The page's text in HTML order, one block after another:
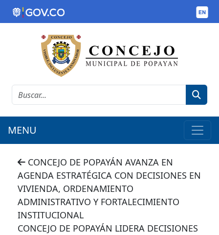
MENU
CONCEJO DE POPAYÁN AVANZA EN
AGENDA ESTRATÉGICA CON DECISIONES EN
VIVIENDA, ORDENAMIENTO
ADMINISTRATIVO Y FORTALECIMIENTO
INSTITUCIONAL
CONCEJO DE POPAYÁN LIDERA DECISIONES